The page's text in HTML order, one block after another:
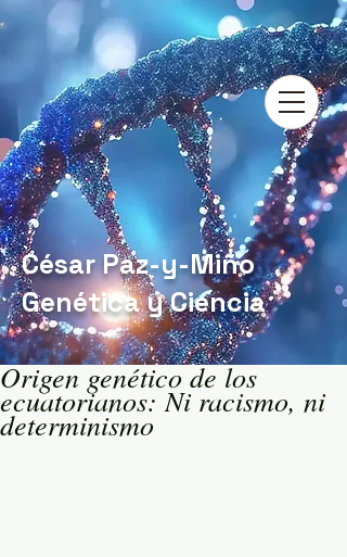
César Paz-y-Miño
Genética y Ciencia
Origen genético de los
ecuatorianos: Ni racismo, ni
determinismo